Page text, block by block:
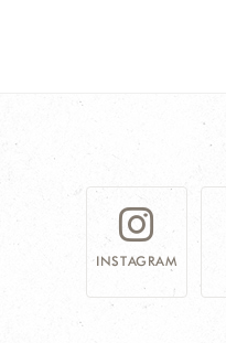
INSTAGRAM